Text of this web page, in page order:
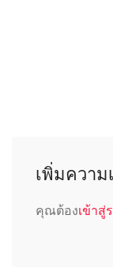
เพิ่มความ
คุณต้องเข้าสู่